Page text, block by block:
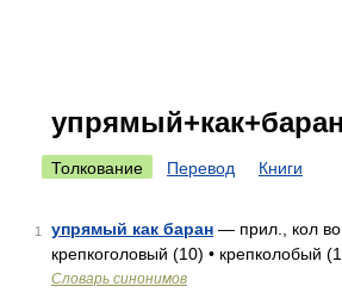
упрямый+как+баран
Толкование Перевод Книги
1 упрямый как баран — прил., кол
крепкоголовый (10) • крепколобый
Словарь синонимов